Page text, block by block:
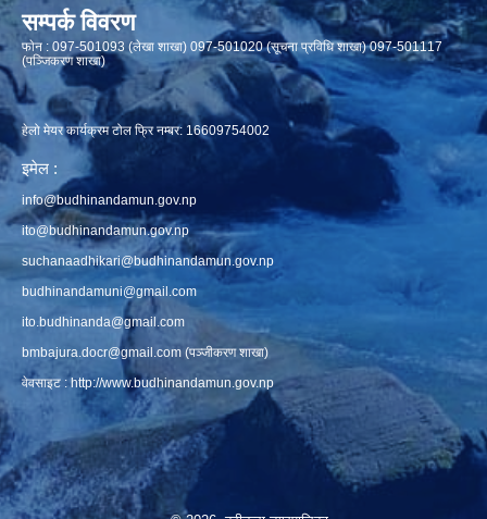
सम्पर्क विवरण
फाेन : 097-501093 (लेखा शाखा) 097-501020 (सूचना प्रविधि शाखा) 097-501117
(पञ्जिकरण शाखा)
हेलो मेयर कार्यक्रम टोल फ्रि नम्बर: 16609754002
इमेल :
info@budhinandamun.gov.np
ito@budhinandamun.gov.np
suchanaadhikari@budhinandamun.gov.np
budhinandamuni@gmail.com
ito.budhinanda@gmail.com
bmbajura.docr@gmail.com (पञ्जीकरण शाखा)
वेवसाइट :http://www.budhinandamun.gov.np